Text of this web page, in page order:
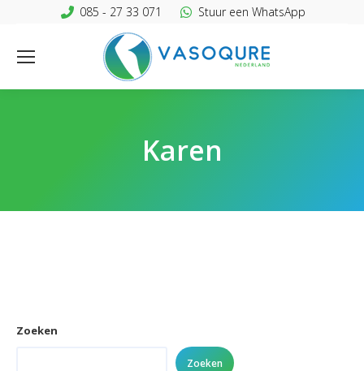
085 - 27 33 071 Stuur een WhatsApp
Karen
Zoeken
Zoeken